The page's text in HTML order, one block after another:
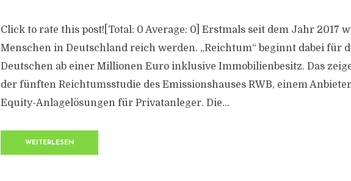
Click to rate this post![Total: 0 Average: 0] Erstmals seit dem Jahr 2017
Menschen in Deutschland reich werden. „Reichtum“ beginnt dabei für
Deutschen ab einer Millionen Euro inklusive Immobilienbesitz. Das
der fünften Reichtumsstudie des Emissionshauses RWB, einem
Equity-Anlagelösungen für Privatanleger. Die...
WEITERLESEN